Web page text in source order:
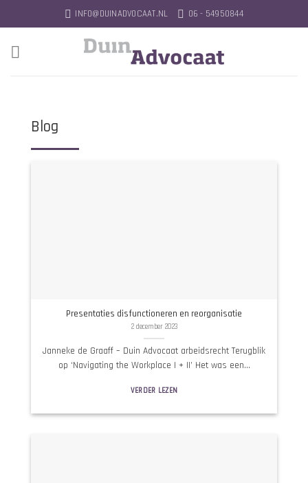
naar
inhoud
INFO@DUINADVOCAAT.NL 06 - 54950844
Blog
Presentaties disfunctioneren en reorganisatie
2 december 2023
Janneke de Graaff – Duin Advocaat arbeidsrecht Terugblik
op ‘Navigating the Workplace I + II’ Het was een...
VERDER LEZEN